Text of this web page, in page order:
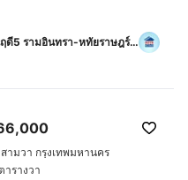
ดี5 รามอินทรา-หทัยราษฎร์
ามวา กรุงเทพมหานคร
ารางวา